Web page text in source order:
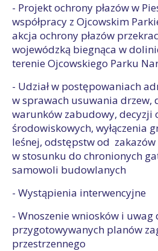
- Projekt ochrony płazów w
współpracy z Ojcowskim
akcja ochrony płazów
wojewódzką biegnąca w
terenie Ojcowskiego Parku
- Udział w postępowaniach
w sprawach usuwania drzew,
warunków zabudowy, decyzji
środowiskowych, wyłączenia
leśnej, odstępstw od
w stosunku do chronionych
samowoli budowlanych
- Wystąpienia interwencyjne
- Wnoszenie wniosków i uwag
przygotowywanych planów
przestrzennego